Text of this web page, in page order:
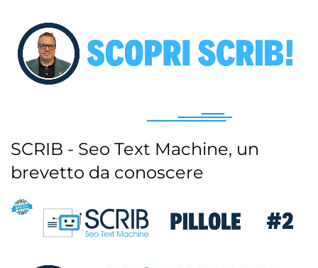
SCRIB - Seo Text Machine, un
brevetto da conoscere